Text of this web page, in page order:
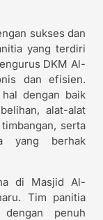
sukses dan
yang terdiri
DKM Al-
dan efisien.
dengan baik
alat-alat
serta
yang berhak
di Masjid Al-
Tim panitia
dengan penuh